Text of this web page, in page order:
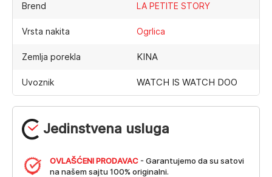
Jedinstvena usluga
OVLAŠĆENI PRODAVAC - Garantujemo da su satovi
na našem sajtu 100% originalni.
Brend LA PETITE STORY
Vrsta nakita Ogrlica
Zemlja porekla KINA
Uvoznik WATCH IS WATCH DOO